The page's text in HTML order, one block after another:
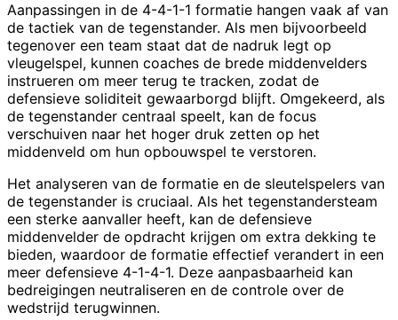
Aanpassingen in de 4-4-1-1 formatie hangen vaak af van
de tactiek van de tegenstander. Als men bijvoorbeeld
tegenover een team staat dat de nadruk legt op
vleugelspel, kunnen coaches de brede middenvelders
instrueren om meer terug te tracken, zodat de
defensieve soliditeit gewaarborgd blijft. Omgekeerd, als
de tegenstander centraal speelt, kan de focus
verschuiven naar het hoger druk zetten op het
middenveld om hun opbouwspel te verstoren.
Het analyseren van de formatie en de sleutelspelers van
de tegenstander is cruciaal. Als het tegenstandersteam
een sterke aanvaller heeft, kan de defensieve
middenvelder de opdracht krijgen om extra dekking te
bieden, waardoor de formatie effectief verandert in een
meer defensieve 4-1-4-1. Deze aanpasbaarheid kan
bedreigingen neutraliseren en de controle over de
wedstrijd terugwinnen.